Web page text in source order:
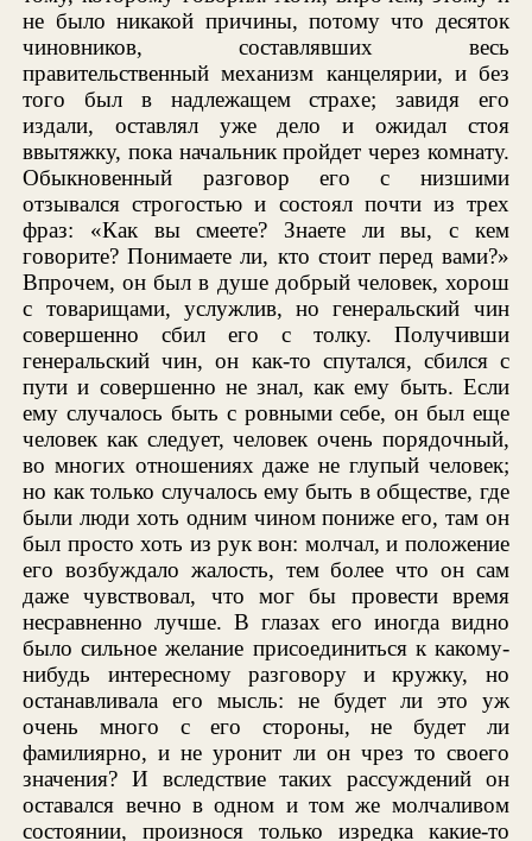
не было никакой причины, потому что десяток
чиновников, составлявших весь
правительственный механизм канцелярии, и без
того был в надлежащем страхе; завидя его
издали, оставлял уже дело и ожидал стоя
ввытяжку, пока начальник пройдет через комнату.
Обыкновенный разговор его с низшими
отзывался строгостью и состоял почти из трех
фраз: «Как вы смеете? Знаете ли вы, с кем
говорите? Понимаете ли, кто стоит перед вами?»
Впрочем, он был в душе добрый человек, хорош
с товарищами, услужлив, но генеральский чин
совершенно сбил его с толку. Получивши
генеральский чин, он как-то спутался, сбился с
пути и совершенно не знал, как ему быть. Если
ему случалось быть с ровными себе, он был еще
человек как следует, человек очень порядочный,
во многих отношениях даже не глупый человек;
но как только случалось ему быть в обществе, где
были люди хоть одним чином пониже его, там он
был просто хоть из рук вон: молчал, и положение
его возбуждало жалость, тем более что он сам
даже чувствовал, что мог бы провести время
несравненно лучше. В глазах его иногда видно
было сильное желание присоединиться к какому-
нибудь интересному разговору и кружку, но
останавливала его мысль: не будет ли это уж
очень много с его стороны, не будет ли
фамилиярно, и не уронит ли он чрез то своего
значения? И вследствие таких рассуждений он
оставался вечно в одном и том же молчаливом
состоянии, произнося только изредка какие-то